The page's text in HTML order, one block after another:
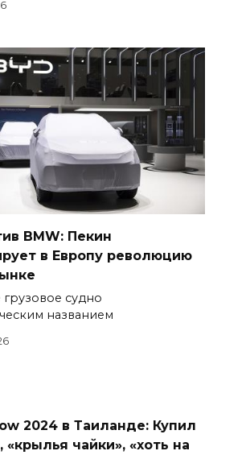
BMW: Пекин
в Европу революцию
грузовое судно
названием
2024 в Таиланде: Купил
«крылья чайки», «хоть на